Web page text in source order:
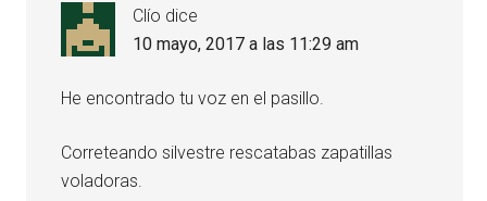
Clío dice
10 mayo, 2017 a las 11:29 am
He encontrado tu voz en el pasillo.
Correteando silvestre rescatabas zapatillas
voladoras.